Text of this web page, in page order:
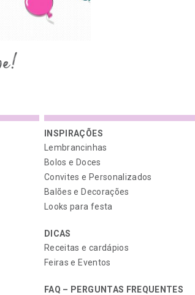
INSPIRAÇÕES
Lembrancinhas
Bolos e Doces
Convites e Personalizados
Balões e Decorações
Looks para festa
DICAS
Receitas e cardápios
Feiras e Eventos
FAQ – PERGUNTAS FREQUENTES